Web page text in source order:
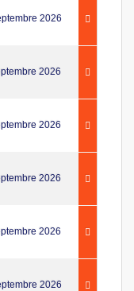
2026
2026
2026
2026
2026
2026